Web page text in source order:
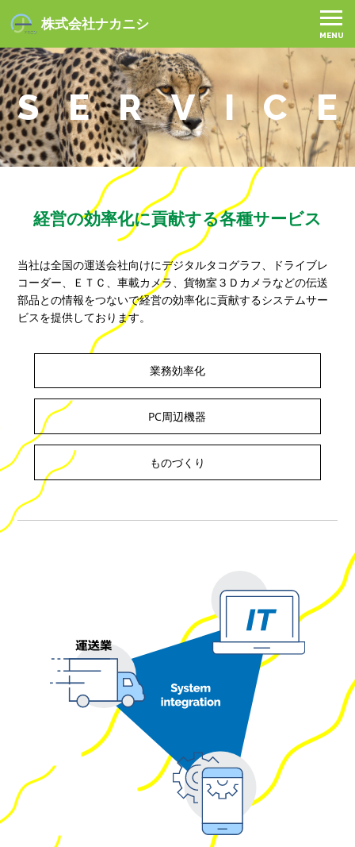
株式会社ナカニシ
MENU
S E R V I C E
経営の効率化に貢献する各種サービス
当社は全国の運送会社向けにデジタルタコグラフ、ドライブレ
コーダー、ＥＴＣ、車載カメラ、貨物室３Ｄカメラなどの伝送
部品との情報をつないで経営の効率化に貢献するシステムサー
ビスを提供しております。
業務効率化
PC周辺機器
ものづくり